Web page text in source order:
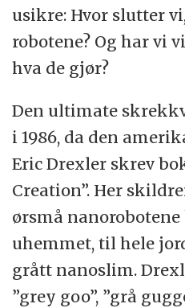
usikre: Hvor slutter
robotene? Og har vi
hva de gjør?
Den ultimate
i 1986, da den
Eric Drexler skrev
Creation”. Her
ørsmå
uhemmet, til hele
grått nanoslim.
”grey goo”, ”grå